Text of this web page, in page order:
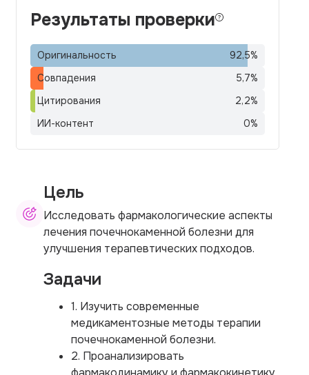
Результаты проверки
Оригинальность 92,5%
Совпадения
5,7%
Цитирования
2,2%
ИИ-контент
0%
Цель
Исследовать фармакологические аспекты
лечения почечнокаменной болезни для
улучшения терапевтических подходов.
Задачи
1. Изучить современные
медикаментозные методы терапии
почечнокаменной болезни.
2. Проанализировать